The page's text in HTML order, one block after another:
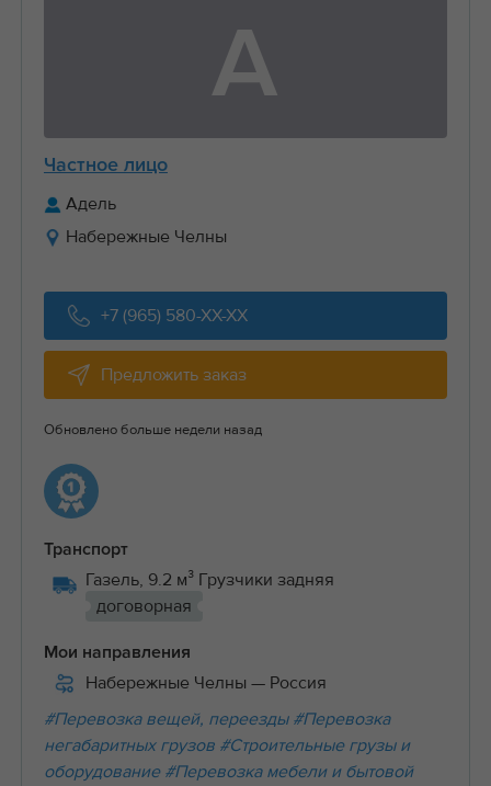
А
Частное лицо
Адель
Набережные Челны
+7 (965) 580-XX-XX
Предложить заказ
Обновлено больше недели назад
Транспорт
Газель, 9.2 м³ Грузчики задняя
договорная
Мои направления
Набережные Челны — Россия
#Перевозка вещей, переезды #Перевозка
негабаритных грузов #Строительные грузы и
оборудование #Перевозка мебели и бытовой